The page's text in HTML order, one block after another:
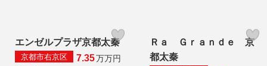
エンゼルプラザ京都太秦
京都市右京区 7.35万万円
Ｒａ Ｇｒａｎｄｅ 京
都太秦